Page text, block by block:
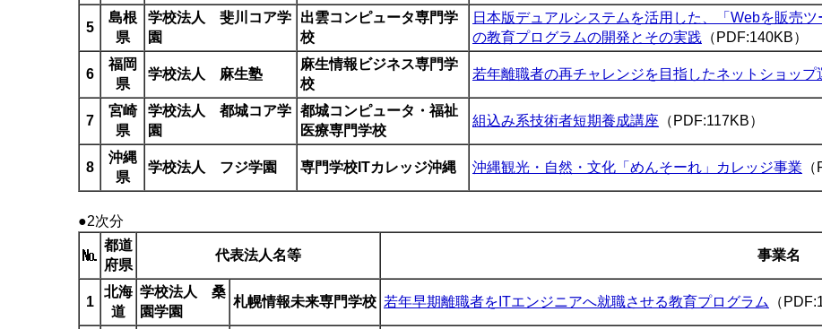
5
島根
県
学校法人 斐川コア学
園
出雲コンピュータ専門学
校
日本版デュアルシステムを活用した、「 Webを販売
の教育プログラムの開発とその実践 （PDF:140KB）
6
福岡
県
学校法人 麻生塾
麻生情報ビジネス専門学
校
若年離職者の再チャレンジを目指したネットショッ
7
宮崎
県
学校法人 都城コア学
園
都城コンピュータ・福祉
医療専門学校
組込み系技術者短期養成講座 （PDF:117KB）
8
沖縄
県
学校法人 フジ学園 専門学校ITカレッジ沖縄 沖縄観光・自然・文化「めんそーれ」カレッジ事業
●2次分
都道
府県
代表法人名等 事業名
1
北海
道
学校法人 桑
園学園
札幌情報未来専門学校 若年早期離職者をITエンジニアへ就職させる教育プログラム （